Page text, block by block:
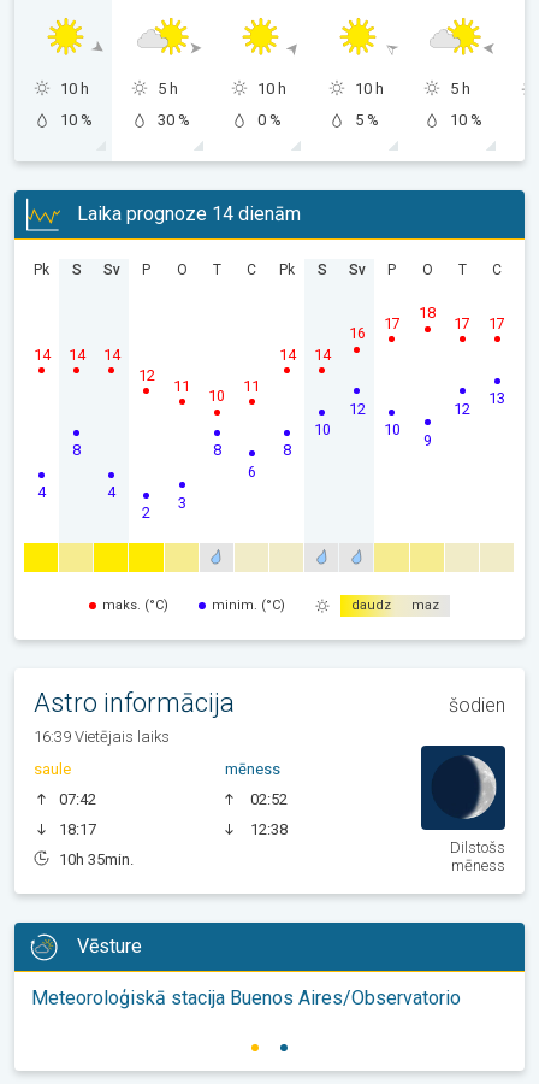
10 h
10 %
5 h
30 %
10 h
0 %
10 h
5 %
5 h
10 %
Laika prognoze 14 dienām
Pk
4
14
S
8
14
Sv
4
14
P
2
12
O
3
11
T
8
10
C
6
11
Pk
8
14
S
10
14
Sv
12
16
P
10
17
O
9
18
T
12
17
C
13
17
maks. (°C) minim. (°C) daudz maz
Astro informācija šodien
16:39 Vietējais laiks
saule
07:42
18:17
10h 35min.
mēness
02:52
12:38
Dilstošs
mēness
Vēsture
Meteoroloģiskā stacija Buenos Aires/Observatorio